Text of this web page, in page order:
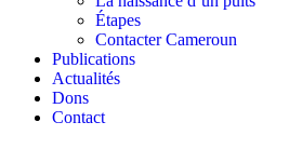
Étapes
Contacter Cameroun
Publications
Actualités
Dons
Contact